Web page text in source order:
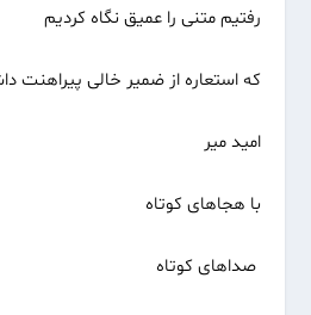
رفتیم متنی را عمیق نگاه کردیم
که استعاره از ضمیر خالی پیراهنت
امید میر
با هجاهای کوتاه
صداهای کوتاه